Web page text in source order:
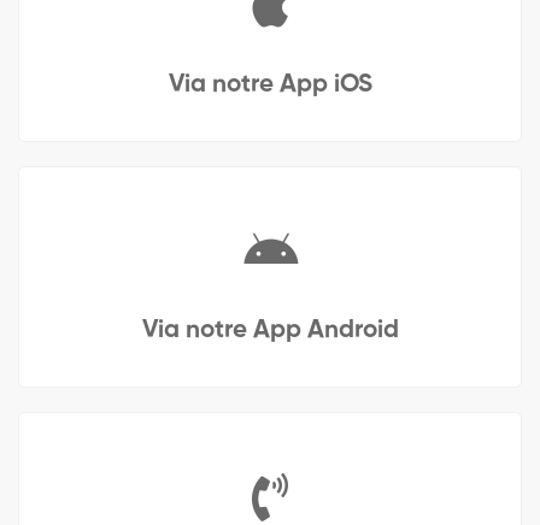
Via notre App iOS
Via notre App Android